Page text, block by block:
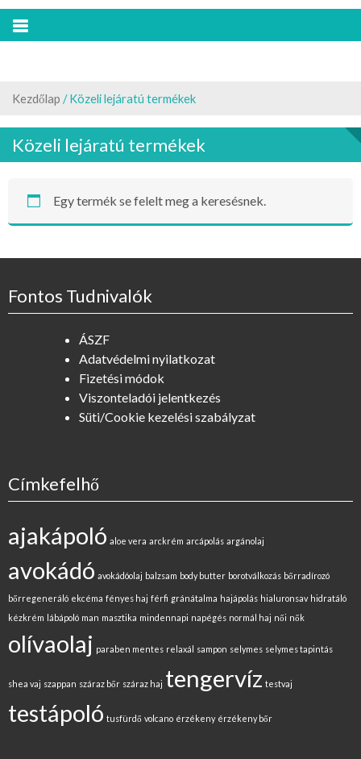
Kezdőlap / Közeli lejáratú termékek
Közeli lejáratú termékek
Egy termék se felelt meg a keresésnek.
Fontos Tudnivalók
ÁSZF
Adatvédelmi nyilatkozat
Fizetési módok
Viszonteladói jelentkezés
Süti/Cookie kezelési szabályzat
Címkefelhő
ajakápoló aloe vera arckrém arcápolás argánolaj
avokádó avokádóolaj balzsam body butter borotválkozás bőrradírozó
bőrregeneráló ekcéma fényes haj férfi gránátalma hajápolás hialuronsav hidratáló
kézkrém lábápoló man masztika mindennapi napégés normál haj női nők
olívaolaj paraben mentes relaxál sampon selymes selymes tapintás
shea vaj szappan száraz bőr száraz haj tengervíz testvaj
testápoló tusfürdő volcano érzékeny érzékeny bőr